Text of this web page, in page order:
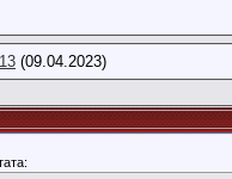
(09.04.2023)